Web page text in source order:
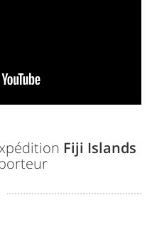
Fiji Islands